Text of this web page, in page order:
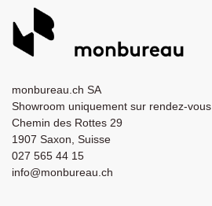
monbureau.ch SA
Showroom uniquement sur rendez-vous
Chemin des Rottes 29
1907 Saxon, Suisse
027 565 44 15
info@monbureau.ch